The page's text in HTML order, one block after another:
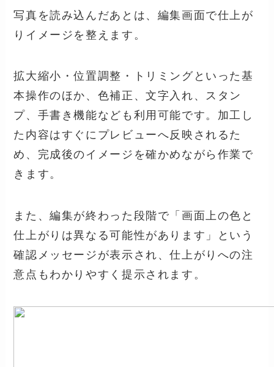
写真を読み込んだあとは、編集画面で仕上が
りイメージを整えます。
拡大縮小・位置調整・トリミングといった基
本操作のほか、色補正、文字入れ、スタン
プ、手書き機能なども利用可能です。加工し
た内容はすぐにプレビューへ反映されるた
め、完成後のイメージを確かめながら作業で
きます。
また、編集が終わった段階で「画面上の色と
仕上がりは異なる可能性があります」という
確認メッセージが表示され、仕上がりへの注
意点もわかりやすく提示されます。